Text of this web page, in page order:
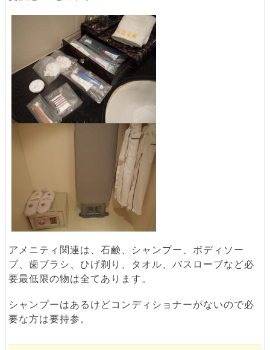
アメニティ関連は、石鹸、シャンプー、ボディソー
プ、歯ブラシ、ひげ剃り、タオル、バスローブなど必
要最低限の物は全てあります。
シャンプーはあるけどコンディショナーがないので必
要な方は要持参。